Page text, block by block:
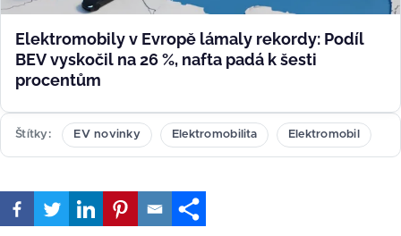
Elektromobily v Evropě lámaly rekordy: Podíl
BEV vyskočil na 26 %, nafta padá k šesti
procentům
Štítky EV novinky Elektromobilita Elektromobil